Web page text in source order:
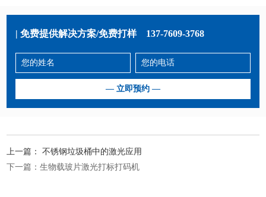
| 免费提供解决方案/免费打样 137-7609-3768
上一篇：不锈钢垃圾桶中的激光应用
下一篇：生物载玻片激光打标打码机